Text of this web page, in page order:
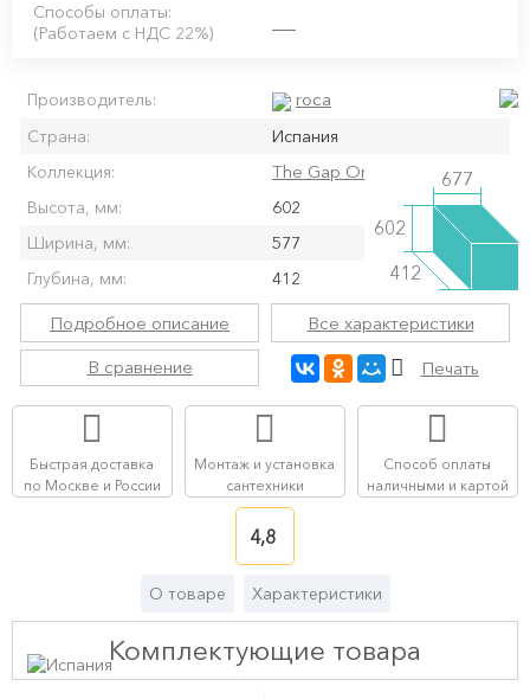
Способы оплаты:
(Работаем с НДС 22%)
Производитель: roca
Страна:
Испания
Коллекция:
The Gap Original
Высота, мм:
602
Ширина, мм:
577
Глубина, мм:
412
602
677
412
Подробное описание
Все характеристики
В сравнение
Печать
Быстрая доставка
по Москве и России
Монтаж и установка
сантехники
Способ оплаты
наличными и картой
4,8
О товаре Характеристики
Комплектующие товара